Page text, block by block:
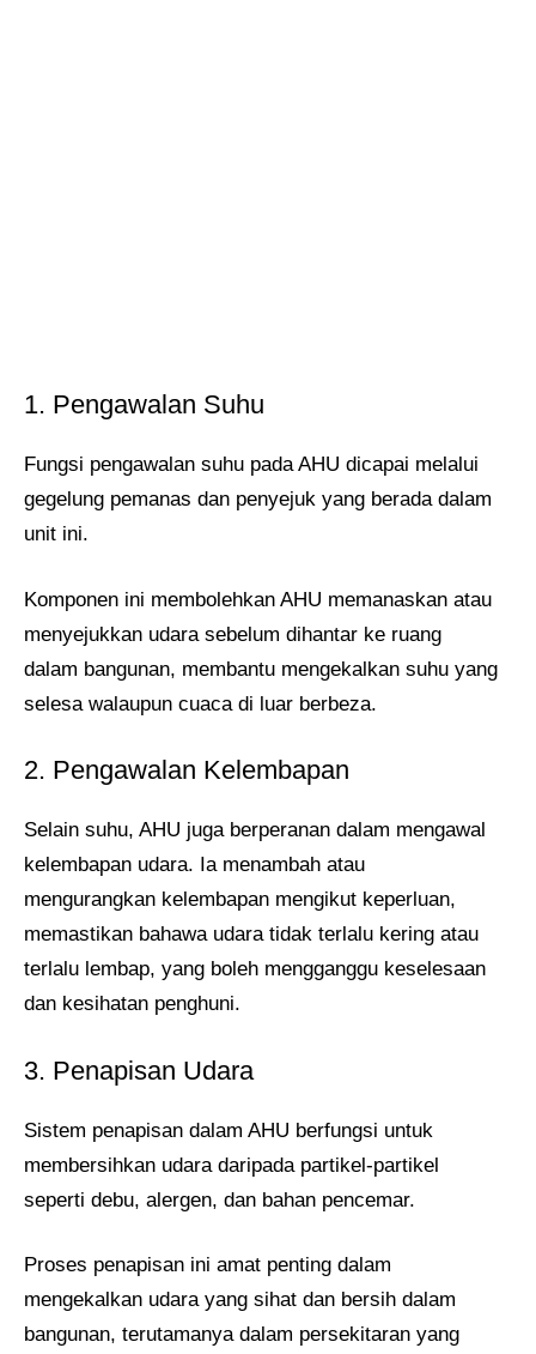
1. Pengawalan Suhu
Fungsi pengawalan suhu pada AHU dicapai melalui
gegelung pemanas dan penyejuk yang berada dalam
unit ini.
Komponen ini membolehkan AHU memanaskan atau
menyejukkan udara sebelum dihantar ke ruang
dalam bangunan, membantu mengekalkan suhu yang
selesa walaupun cuaca di luar berbeza.
2. Pengawalan Kelembapan
Selain suhu, AHU juga berperanan dalam mengawal
kelembapan udara. Ia menambah atau
mengurangkan kelembapan mengikut keperluan,
memastikan bahawa udara tidak terlalu kering atau
terlalu lembap, yang boleh mengganggu keselesaan
dan kesihatan penghuni.
3. Penapisan Udara
Sistem penapisan dalam AHU berfungsi untuk
membersihkan udara daripada partikel-partikel
seperti debu, alergen, dan bahan pencemar.
Proses penapisan ini amat penting dalam
mengekalkan udara yang sihat dan bersih dalam
bangunan, terutamanya dalam persekitaran yang